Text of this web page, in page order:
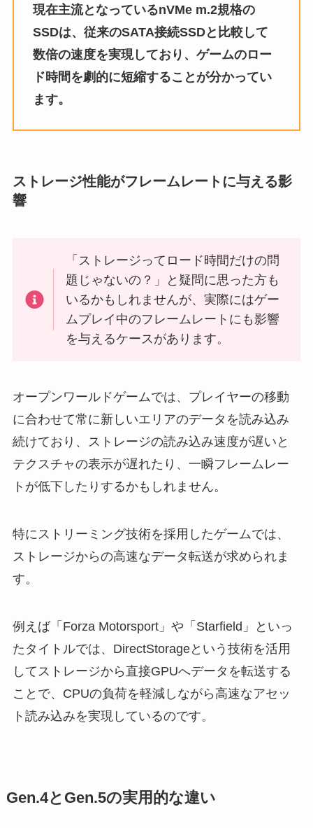
現在主流となっているnVMe m.2規格の
SSDは、従来のSATA接続SSDと比較して
数倍の速度を実現しており、ゲームのロー
ド時間を劇的に短縮することが分かってい
ます。
ストレージ性能がフレームレートに与える影
響
「ストレージってロード時間だけの問
題じゃないの？」と疑問に思った方も
いるかもしれませんが、実際にはゲー
ムプレイ中のフレームレートにも影響
を与えるケースがあります。
オープンワールドゲームでは、プレイヤーの移動
に合わせて常に新しいエリアのデータを読み込み
続けており、ストレージの読み込み速度が遅いと
テクスチャの表示が遅れたり、一瞬フレームレー
トが低下したりするかもしれません。
特にストリーミング技術を採用したゲームでは、
ストレージからの高速なデータ転送が求められま
す。
例えば「Forza Motorsport」や「Starfield」といっ
たタイトルでは、DirectStorageという技術を活用
してストレージから直接GPUへデータを転送する
ことで、CPUの負荷を軽減しながら高速なアセッ
ト読み込みを実現しているのです。
Gen.4とGen.5の実用的な違い